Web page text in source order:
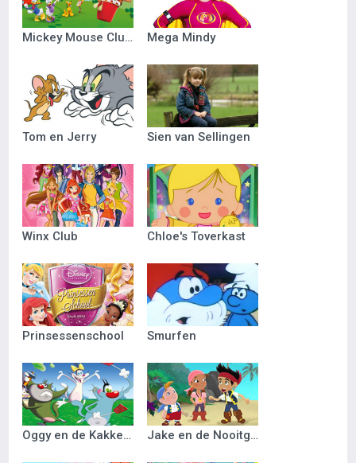
Mickey Mouse Clubhuis Mega Mindy
Tom en Jerry Sien van Sellingen
Winx Club Chloe's Toverkast
Prinsessenschool Smurfen
Oggy en de Kakkerlakken Jake en de Nooitgedacht Piraten